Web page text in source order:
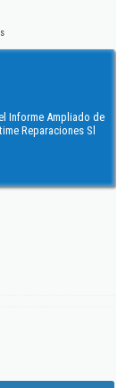
Informe Ampliado de
Reparaciones Sl